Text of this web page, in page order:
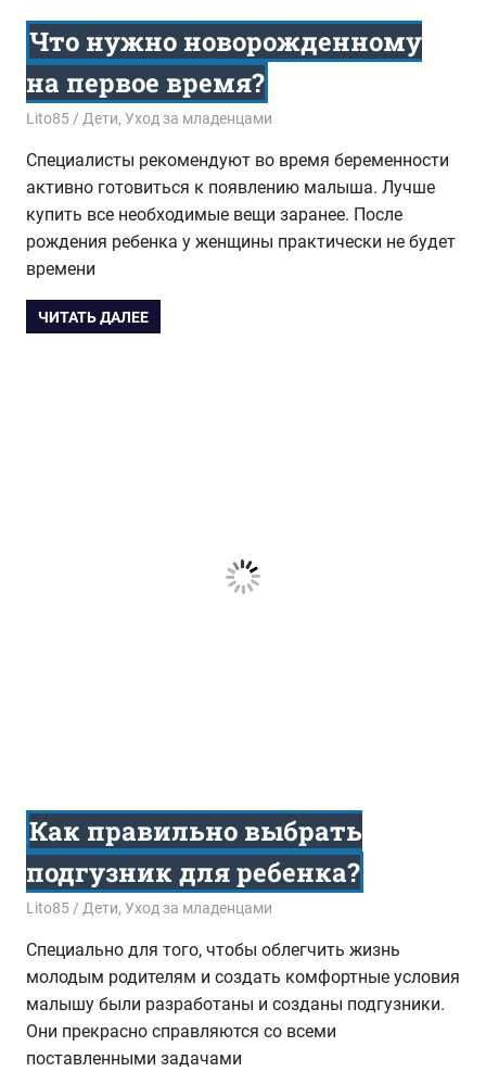
Что нужно новорожденному
на первое время?
12.06.2017
Lito85 Дети, Уход за младенцами
Специалисты рекомендуют во время беременности
активно готовиться к появлению малыша. Лучше
купить все необходимые вещи заранее. После
рождения ребенка у женщины практически не будет
времени
ЧИТАТЬ ДАЛЕЕ
Как правильно выбрать
подгузник для ребенка?
09.05.2017
Lito85 Дети, Уход за младенцами
Специально для того, чтобы облегчить жизнь
молодым родителям и создать комфортные условия
малышу были разработаны и созданы подгузники.
Они прекрасно справляются со всеми
поставленными задачами